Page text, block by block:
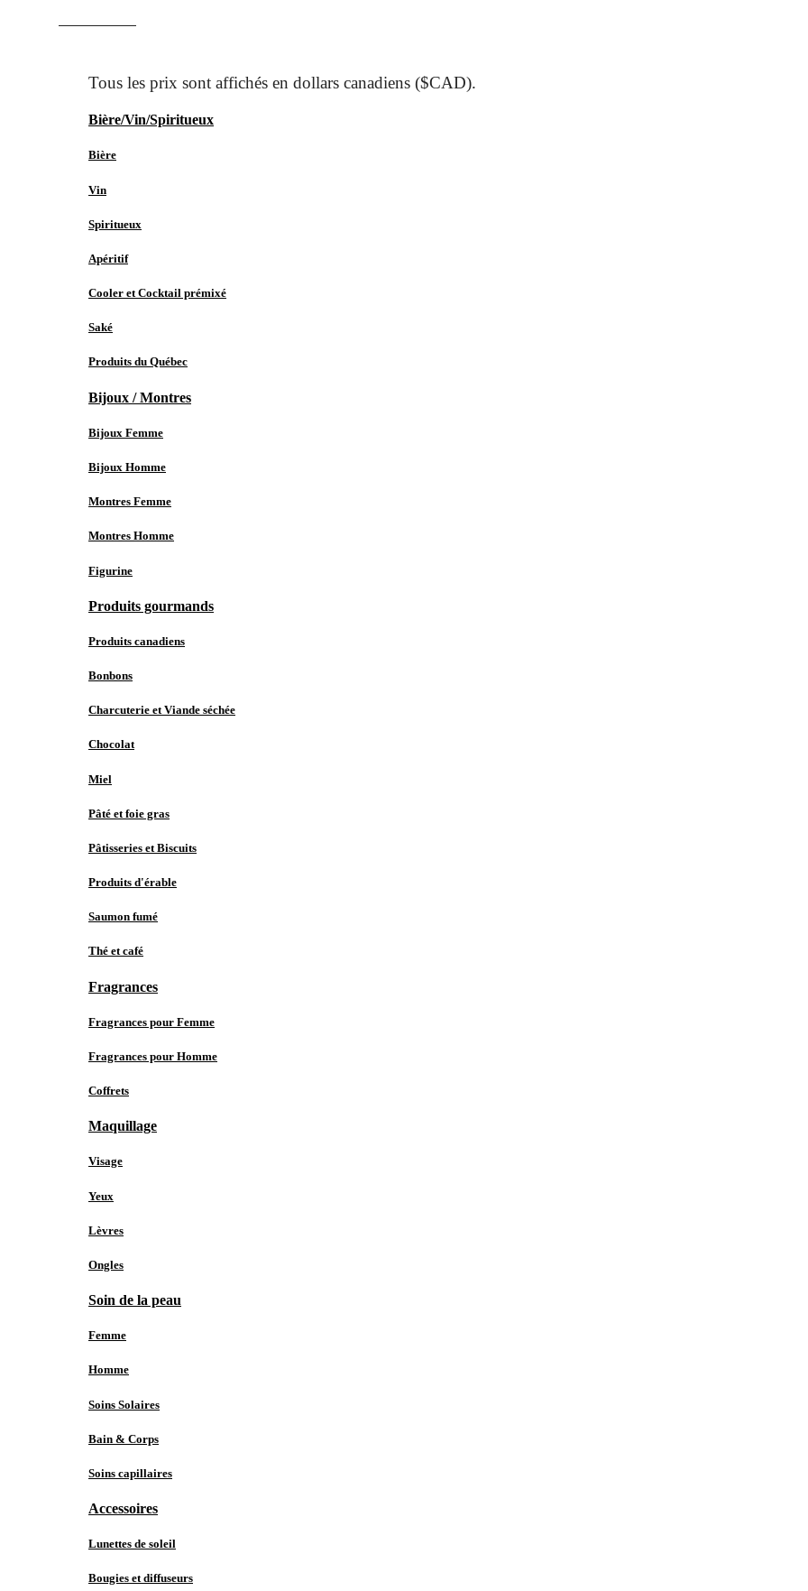
Bière/Vin/Spiritueux
Bière
Vin
Spiritueux
Apéritif
Cooler et Cocktail prémixé
Saké
Produits du Québec
Bijoux / Montres
Bijoux Femme
Bijoux Homme
Montres Femme
Montres Homme
Figurine
Produits gourmands
Produits canadiens
Bonbons
Charcuterie et Viande séchée
Chocolat
Miel
Pâté et foie gras
Pâtisseries et Biscuits
Produits d'érable
Saumon fumé
Thé et café
Fragrances
Fragrances pour Femme
Fragrances pour Homme
Coffrets
Maquillage
Visage
Yeux
Lèvres
Ongles
Soin de la peau
Femme
Homme
Soins Solaires
Bain & Corps
Soins capillaires
Accessoires
Lunettes de soleil
Bougies et diffuseurs